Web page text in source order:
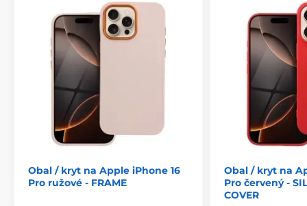
Obal / kryt na Apple iPhone 16
Pro ružové - FRAME
Obal / kryt na
Pro červený -
COVER